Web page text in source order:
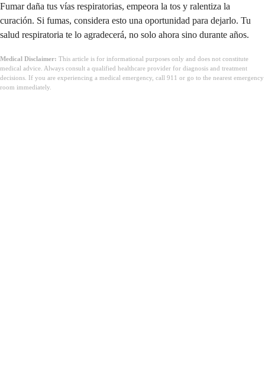
Fumar daña tus vías respiratorias, empeora la tos y ralentiza la
curación. Si fumas, considera esto una oportunidad para dejarlo. Tu
salud respiratoria te lo agradecerá, no solo ahora sino durante años.
Medical Disclaimer: This article is for informational purposes only and does not constitute
medical advice. Always consult a qualified healthcare provider for diagnosis and treatment
decisions. If you are experiencing a medical emergency, call 911 or go to the nearest emergency
room immediately.